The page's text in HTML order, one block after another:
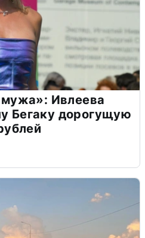
мужа»: Ивлеева
Бегаку дорогущую